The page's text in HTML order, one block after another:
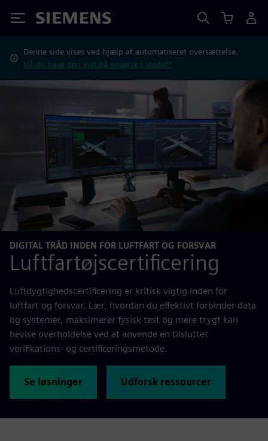
Siemens
Denne side vises ved hjælp af automatiseret oversættelse.
Vil du have den vist på engelsk i stedet?
DIGITAL TRÅD INDEN FOR LUFTFART OG FORSVAR
Luftfartøjscertificering
Luftdygtighedscertificering er kritisk vigtig inden for
luftfart og forsvar. Lær, hvordan du effektivt forbinder data
og systemer, maksimerer fysisk test og mere trygt kan
bevise overholdelse ved at anvende en tilsluttet
verifikations- og certificeringsmetode.
Se løsninger Udforsk ressourcer